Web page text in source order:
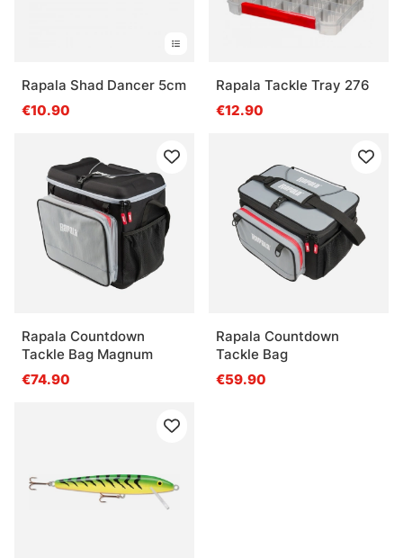
Rapala Shad Dancer 5cm
€10.90
Rapala Tackle Tray 276
€12.90
Rapala Countdown
Tackle Bag Magnum
€74.90
Rapala Countdown
Tackle Bag
€59.90